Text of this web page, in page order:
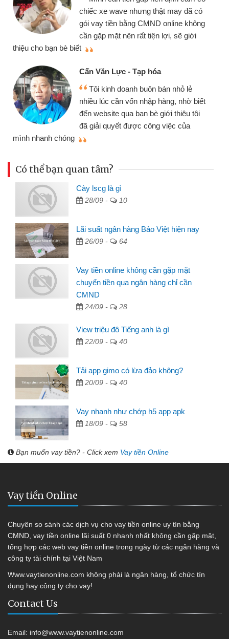
chiếc xe wave nhưng thật may đã có
gói vay tiền bằng CMND online không
cần gặp mặt nên rất tiện lợi, sẽ giới
thiệu cho bạn bè biết
Cấn Văn Lực - Tạp hóa
Tôi kinh doanh buôn bán nhỏ lẻ
nhiều lúc cần vốn nhập hàng, nhờ biết
đến website qua bạn bè giới thiệu tôi
đã giải quyết được công việc của
mình nhanh chóng
Có thể bạn quan tâm?
Cày lscg là gì
28/09 - 10
Lãi suất ngân hàng Bảo Việt hiện nay
26/09 - 64
Vay tiền online không cần gặp mặt
chuyển tiền qua ngân hàng chỉ cần
CMND
24/09 - 28
View triệu đô Tiếng anh là gì
22/09 - 40
Tải app gimo có lừa đảo không?
20/09 - 40
Vay nhanh như chớp h5 app apk
18/09 - 58
Bạn muốn vay tiền? - Click xem Vay tiền Online
Vay tiền Online
Chuyên so sánh các dịch vụ cho vay tiền online uy tín bằng
CMND, vay tiền online lãi suất 0 nhanh nhất không cần gặp mặt,
tổng hợp các web vay tiền online trong ngày từ các ngân hàng và
công ty tài chính tại Việt Nam
Www.vaytienonline.com không phải là ngân hàng, tổ chức tín
dụng hay công ty cho vay!
Contact Us
Email: info@www.vaytienonline.com